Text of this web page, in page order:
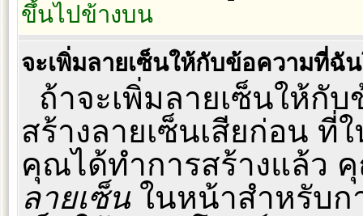
ขึ้นไปข้างบน
จะเพิ่มลายเซ็นให้กับข้อความที่ฉั
ถ้าจะเพิ่มลายเซ็นให้
สร้างลายเซ็นเสียก่อน
คุณได้ทำการสร้างแล้ว
ลายเซ็น ในหน้าสำหรับก